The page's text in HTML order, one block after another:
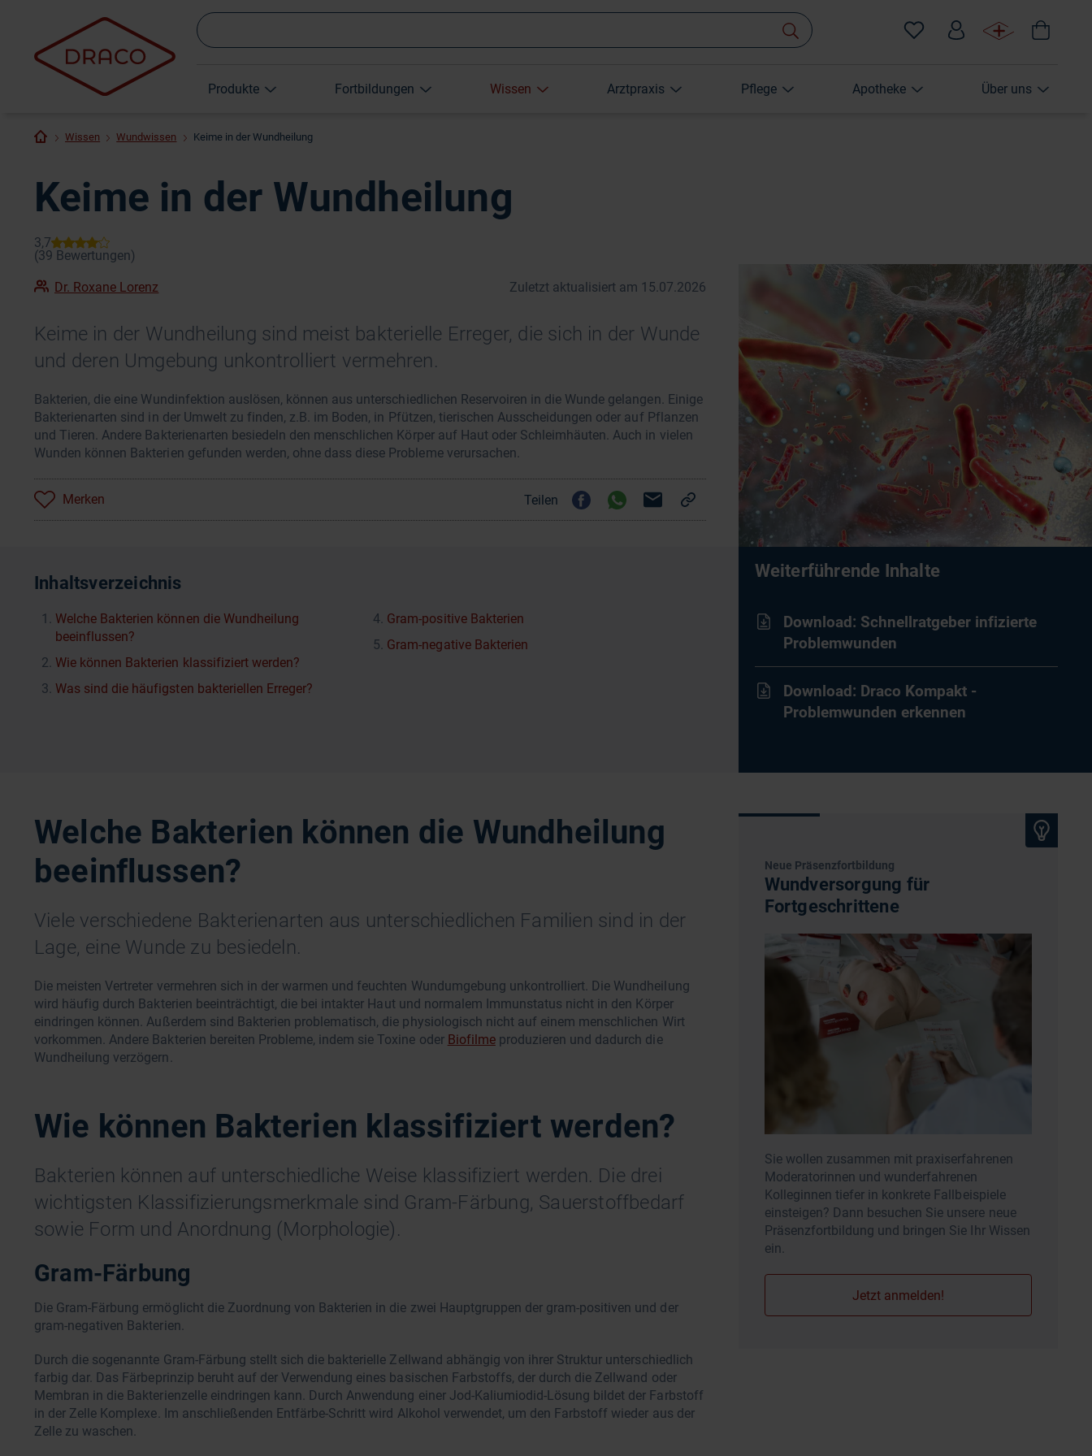
Produkte Fortbildungen Wissen Arztpraxis Pflege Apotheke Über uns
Wissen Wundwissen Keime in der Wundheilung
Keime in der Wundheilung
Dr. Roxane Lorenz Zuletzt aktualisiert am 15.07.2026
Keime in der Wundheilung sind meist bakterielle Erreger, die sich in der Wunde
und deren Umgebung unkontrolliert vermehren.
Bakterien, die eine Wundinfektion auslösen, können aus unterschiedlichen Reservoiren in die Wunde gelangen. Einige
Bakterienarten sind in der Umwelt zu finden, z.B. im Boden, in Pfützen, tierischen Ausscheidungen oder auf Pflanzen
und Tieren. Andere Bakterienarten besiedeln den menschlichen Körper auf Haut oder Schleimhäuten. Auch in vielen
Wunden können Bakterien gefunden werden, ohne dass diese Probleme verursachen.
Merken Teilen
Inhaltsverzeichnis
Welche Bakterien können die Wundheilung
beeinflussen?
Wie können Bakterien klassifiziert werden?
Was sind die häufigsten bakteriellen Erreger?
Gram-positive Bakterien
Gram-negative Bakterien
Weiterführende Inhalte
Download: Schnellratgeber infizierte
Problemwunden
Download: Draco Kompakt -
Problemwunden erkennen
Welche Bakterien können die Wundheilung
beeinflussen?
Viele verschiedene Bakterienarten aus unterschiedlichen Familien sind in der
Lage, eine Wunde zu besiedeln.
Die meisten Vertreter vermehren sich in der warmen und feuchten Wundumgebung unkontrolliert. Die Wundheilung
wird häufig durch Bakterien beeinträchtigt, die bei intakter Haut und normalem Immunstatus nicht in den Körper
eindringen können. Außerdem sind Bakterien problematisch, die physiologisch nicht auf einem menschlichen Wirt
vorkommen. Andere Bakterien bereiten Probleme, indem sie Toxine oder Biofilmeproduzieren und dadurch die
Wundheilung verzögern.
Wie können Bakterien klassifiziert werden?
Bakterien können auf unterschiedliche Weise klassifiziert werden. Die drei
wichtigsten Klassifizierungsmerkmale sind Gram-Färbung, Sauerstoffbedarf
sowie Form und Anordnung (Morphologie).
Gram-Färbung
Die Gram-Färbung ermöglicht die Zuordnung von Bakterien in die zwei Hauptgruppen der gram-positiven und der
gram-negativen Bakterien.
Durch die sogenannte Gram-Färbung stellt sich die bakterielle Zellwand abhängig von ihrer Struktur unterschiedlich
farbig dar. Das Färbeprinzip beruht auf der Verwendung eines basischen Farbstoffs, der durch die Zellwand oder
Membran in die Bakterienzelle eindringen kann. Durch Anwendung einer Jod-Kaliumiodid-Lösung bildet der Farbstoff
in der Zelle Komplexe. Im anschließenden Entfärbe-Schritt wird Alkohol verwendet, um den Farbstoff wieder aus der
Zelle zu waschen.
Neue Präsenzfortbildung
Wundversorgung für
Fortgeschrittene
Sie wollen zusammen mit praxiserfahrenen
Moderatorinnen und wunderfahrenen
Kolleginnen tiefer in konkrete Fallbeispiele
einsteigen? Dann besuchen Sie unsere neue
Präsenzfortbildung und bringen Sie Ihr Wissen
ein.
Jetzt anmelden!
Wonach